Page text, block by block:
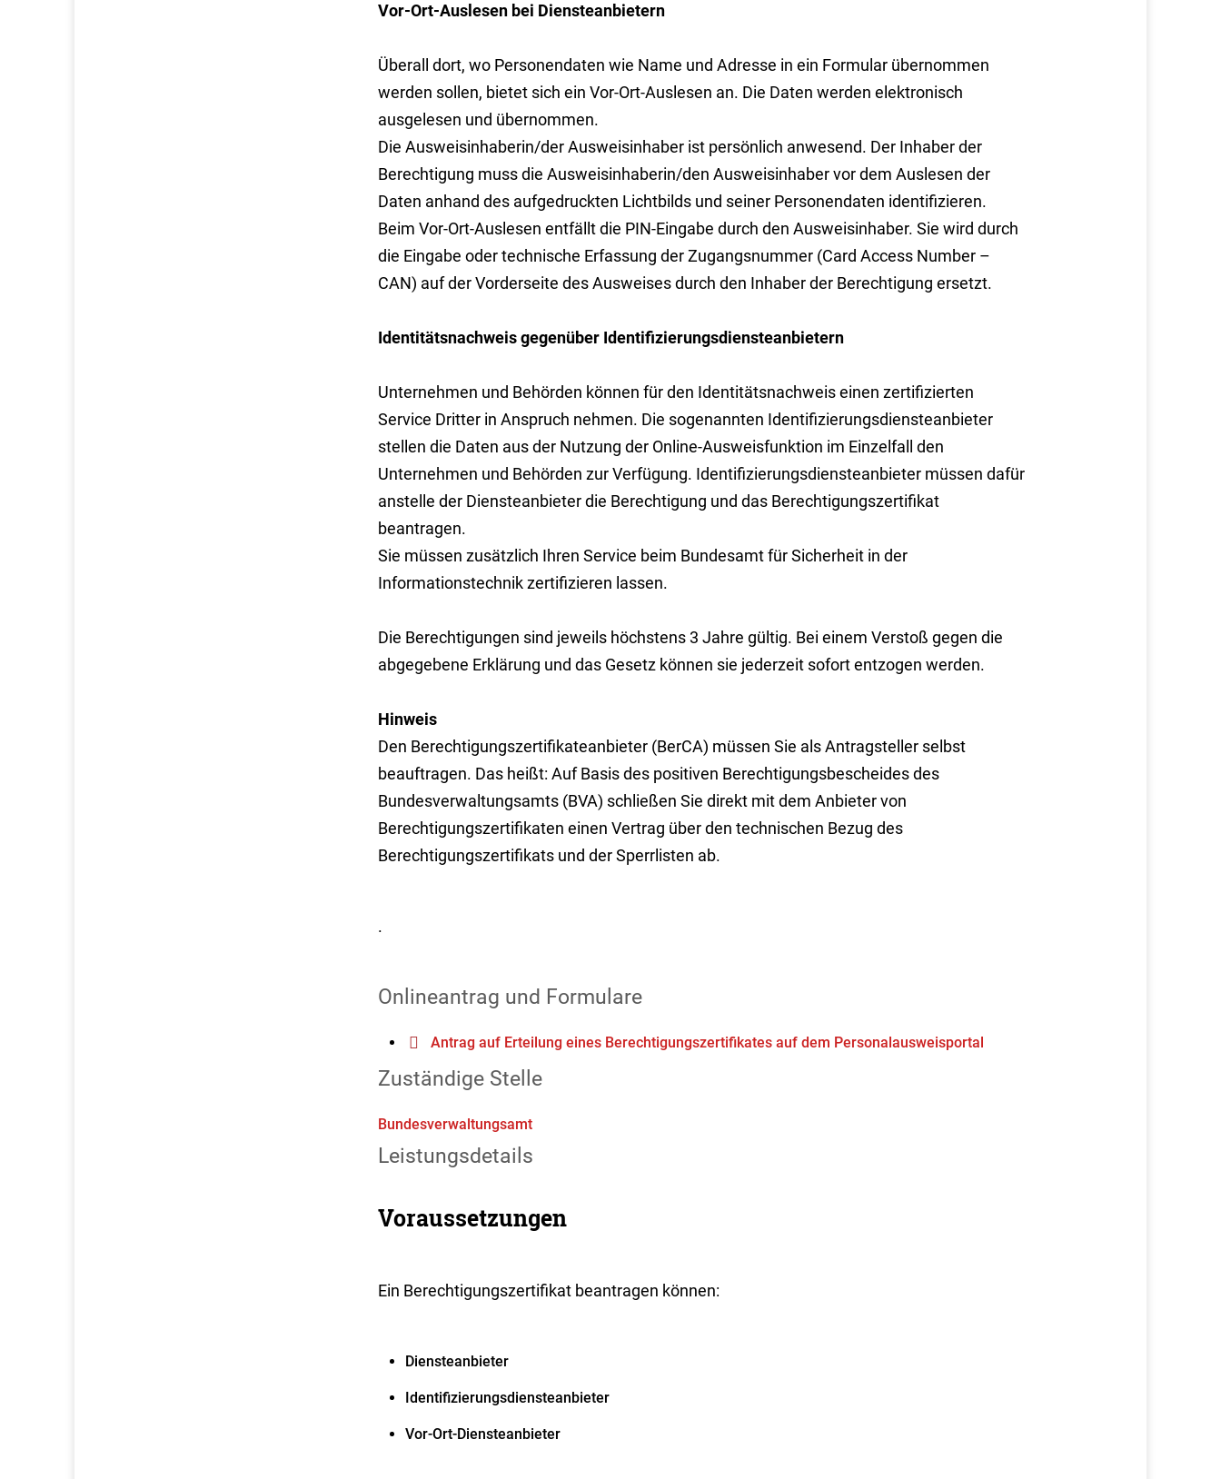
Vor-Ort-Auslesen bei Diensteanbietern
Überall dort, wo Personendaten wie Name und Adresse in ein Formular übernommen
werden sollen, bietet sich ein Vor-Ort-Auslesen an. Die Daten werden elektronisch
ausgelesen und übernommen.
Die Ausweisinhaberin/der Ausweisinhaber ist persönlich anwesend. Der Inhaber der
Berechtigung muss die Ausweisinhaberin/den Ausweisinhaber vor dem Auslesen der
Daten anhand des aufgedruckten Lichtbilds und seiner Personendaten identifizieren.
Beim Vor-Ort-Auslesen entfällt die PIN-Eingabe durch den Ausweisinhaber. Sie wird durch
die Eingabe oder technische Erfassung der Zugangsnummer (Card Access Number –
CAN) auf der Vorderseite des Ausweises durch den Inhaber der Berechtigung ersetzt.
Identitätsnachweis gegenüber Identifizierungsdiensteanbietern
Unternehmen und Behörden können für den Identitätsnachweis einen zertifizierten
Service Dritter in Anspruch nehmen. Die sogenannten Identifizierungsdiensteanbieter
stellen die Daten aus der Nutzung der Online-Ausweisfunktion im Einzelfall den
Unternehmen und Behörden zur Verfügung. Identifizierungsdiensteanbieter müssen dafür
anstelle der Diensteanbieter die Berechtigung und das Berechtigungszertifikat
beantragen.
Sie müssen zusätzlich Ihren Service beim Bundesamt für Sicherheit in der
Informationstechnik zertifizieren lassen.
Die Berechtigungen sind jeweils höchstens 3 Jahre gültig. Bei einem Verstoß gegen die
abgegebene Erklärung und das Gesetz können sie jederzeit sofort entzogen werden.
Hinweis
Den Berechtigungszertifikateanbieter (BerCA) müssen Sie als Antragsteller selbst
beauftragen. Das heißt: Auf Basis des positiven Berechtigungsbescheides des
Bundesverwaltungsamts (BVA) schließen Sie direkt mit dem Anbieter von
Berechtigungszertifikaten einen Vertrag über den technischen Bezug des
Berechtigungszertifikats und der Sperrlisten ab.
.
Onlineantrag und Formulare
Antrag auf Erteilung eines Berechtigungszertifikates auf dem Personalausweisportal
Zuständige Stelle
Bundesverwaltungsamt
Leistungsdetails
Voraussetzungen
Ein Berechtigungszertifikat beantragen können:
Diensteanbieter
Identifizierungsdiensteanbieter
Vor-Ort-Diensteanbieter